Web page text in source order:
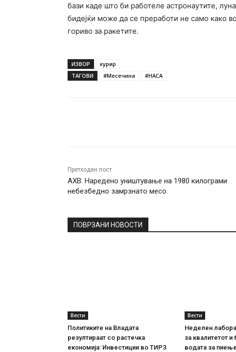
бази каде што би работеле астронаутите,
бидејќи може да се преработи не само како
гориво за ракетите.
ИЗВОР
курир
ТАГОВИ
#Месечина #НАСА
Претходен пост
АХВ: Наредено уништување на 1980 килограми
небезбедно замрзнато месо
ПОВРЗАНИ НОВОСТИ
Вести
Политиките на Владата
резултираат со растечка
економија: Инвестиции во ТИРЗ
Вести
Неделен
за квалитетот
водата за пиење